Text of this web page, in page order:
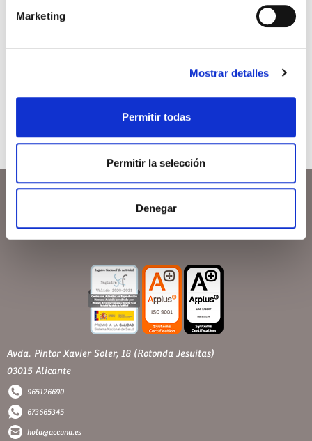
Marketing
Mostrar detalles
Permitir todas
Permitir la selección
Denegar
Especialmente las personas que tienen que hacer
[…]
Leer más >
Avda. Pintor Xavier Soler, 18 (Rotonda Jesuitas)
03015 Alicante
965126690
673665345
hola@accuna.es